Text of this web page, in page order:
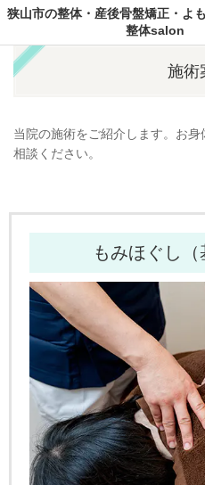
狭山市の整体・産後骨盤矯正・よ
整体salon
施術
当院の施術をご紹介します。お
相談ください。
もみほぐし（